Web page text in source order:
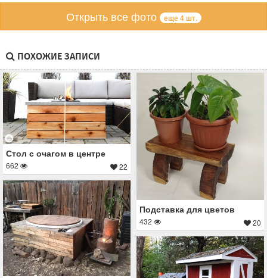
Открыть все фото еще 4 шт.
ПОХОЖИЕ ЗАПИСИ
Стол с очагом в центре
662 22
Подставка для цветов
432 20